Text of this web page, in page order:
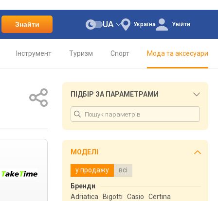
Знайти Україна
UA Увійти
Інструмент Туризм Спорт Мода та аксесуари
ПІДБІР ЗА ПАРАМЕТРАМИ
МОДЕЛІ
у продажу всі
Бренди
Adriatica
Bigotti Casio
Certina